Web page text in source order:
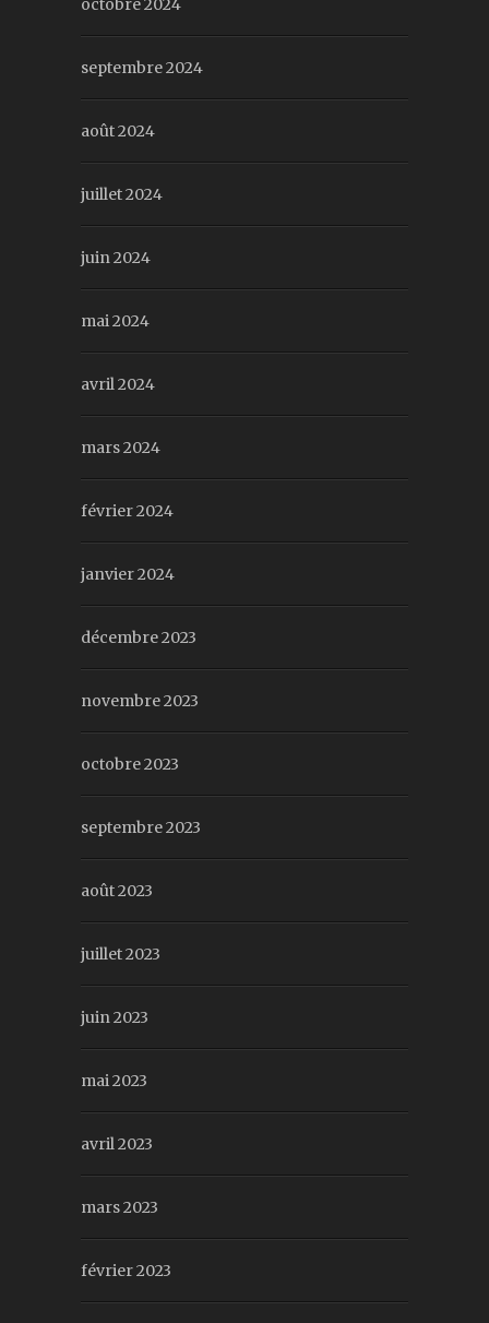
octobre 2024
septembre 2024
août 2024
juillet 2024
juin 2024
mai 2024
avril 2024
mars 2024
février 2024
janvier 2024
décembre 2023
novembre 2023
octobre 2023
septembre 2023
août 2023
juillet 2023
juin 2023
mai 2023
avril 2023
mars 2023
février 2023